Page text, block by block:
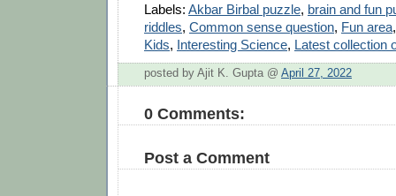
Labels: Akbar Birbal puzzle, brain and fun
riddles, Common sense question, Fun area
Kids, Interesting Science, Latest collection
posted by Ajit K. Gupta @ April 27, 2022
0 Comments:
Post a Comment